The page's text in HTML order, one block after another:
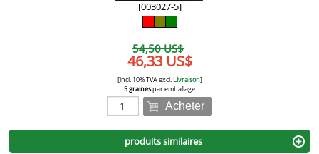
[003027-5]
54,50 US$
46,33 US$
[incl. 10% TVA excl. Livraison]
5 grainespar emballage
Acheter
produits similaires